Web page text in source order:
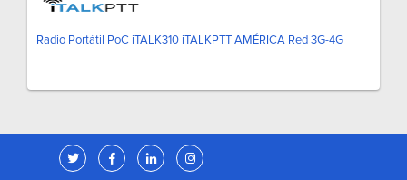
Radio Portátil PoC iTALK310 iTALKPTT AMÉRICA Red 3G-4G